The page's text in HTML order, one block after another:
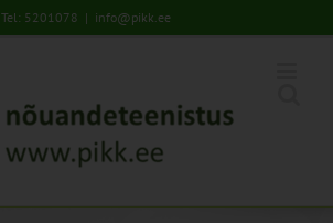
Tel: 5201078 | info@pikk.ee